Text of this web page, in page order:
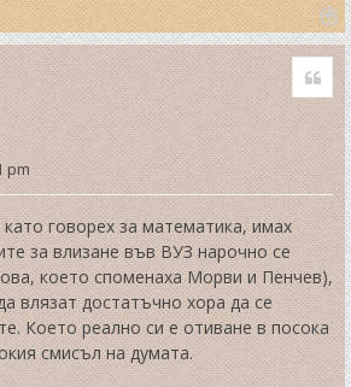
T
o
p
pm
говорех за математика, имах
за влизане във ВУЗ нарочно се
което споменаха Морви и Пенчев),
влязат достатъчно хора да се
Което реално си е отиване в посока
смисъл на думата.